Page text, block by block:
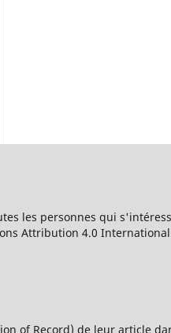
les personnes qui
Attribution 4.0
of Record) de leur article